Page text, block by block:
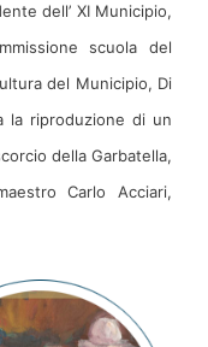
dell’ XI Municipio,
scuola del
del Municipio, Di
la riproduzione di un
della Garbatella,
Carlo Acciari,